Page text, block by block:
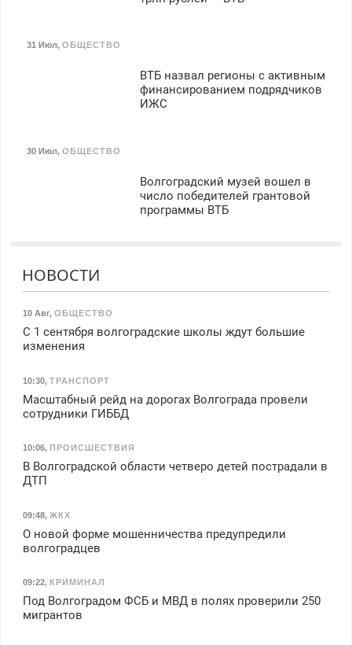
31 Июл, ОБЩЕСТВО
ВТБ назвал регионы с активным
финансированием подрядчиков
ИЖС
30 Июл, ОБЩЕСТВО
Волгоградский музей вошел в
число победителей грантовой
программы ВТБ
НОВОСТИ
10 Авг, ОБЩЕСТВО
С 1 сентября волгоградские школы ждут большие
изменения
10:30, ТРАНСПОРТ
Масштабный рейд на дорогах Волгограда провели
сотрудники ГИББД
10:06, ПРОИСШЕСТВИЯ
В Волгоградской области четверо детей пострадали в
ДТП
09:48, ЖКХ
О новой форме мошенничества предупредили
волгоградцев
09:22, КРИМИНАЛ
Под Волгоградом ФСБ и МВД в полях проверили 250
мигрантов